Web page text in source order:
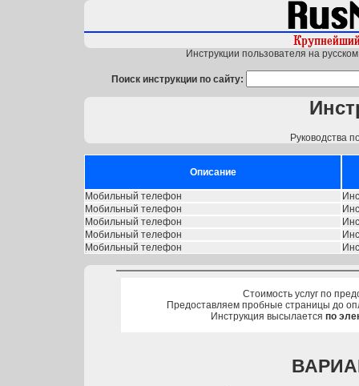
Инструкции пользователя на
Поиск инструкции по сайту:
Руководства
Описание
Мобильный телефон
Мобильный телефон
Мобильный телефон
Мобильный телефон
Мобильный телефон
Стоимость услуг по
Предоставляем пробные страницы до
Инструкция высылается по